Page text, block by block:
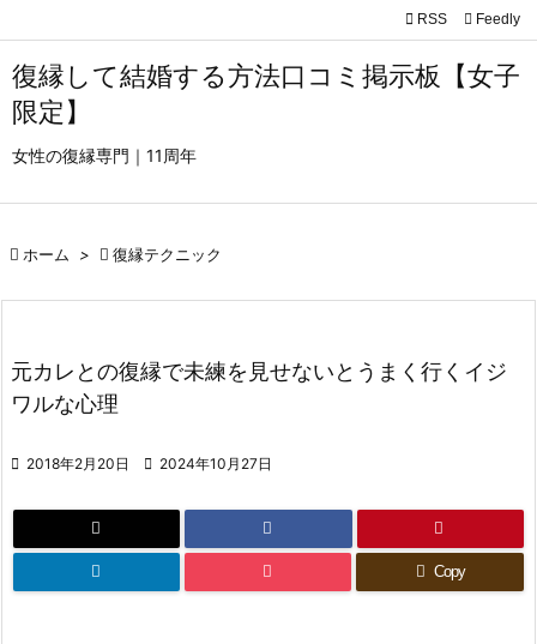
復縁して結婚する方法口コミ掲示板【女子
限定】
女性の復縁専門｜11周年



 RSS Feedly
 ホーム >  復縁テクニック
元カレとの復縁で未練を見せないとうまく行くイジ
ワルな心理
 2018年2月20日  2024年10月27日
Copy